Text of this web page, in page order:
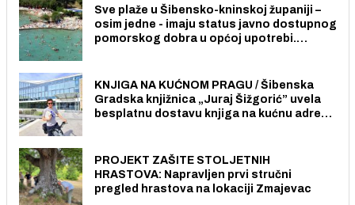
Sve plaže u Šibensko-kninskoj županiji –
osim jedne - imaju status javno dostupnog
pomorskog dobra u općoj upotrebi.
KNJIGA NA KUĆNOM PRAGU / Šibenska
Gradska knjižnica „Juraj Šižgorić” uvela
besplatnu dostavu knjiga na kućnu adresu
PROJEKT ZAŠITE STOLJETNIH
HRASTOVA: Napravljen prvi stručni
pregled hrastova na lokaciji Zmajevac